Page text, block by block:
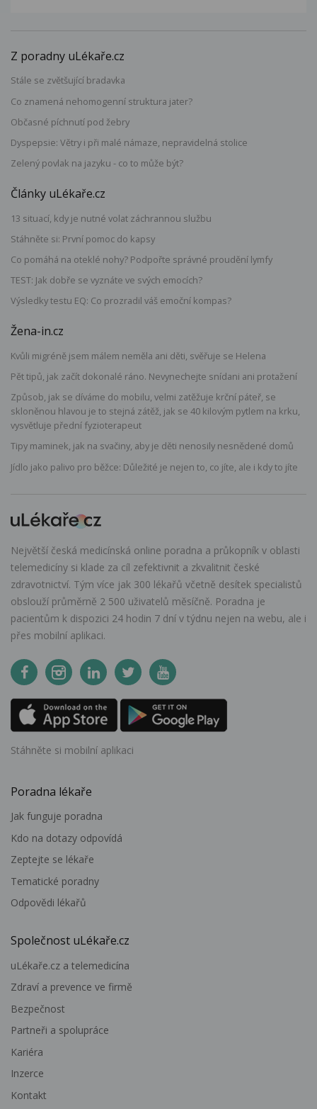
Z poradny uLékaře.cz
Stále se zvětšující bradavka
Co znamená nehomogenní struktura jater?
Občasné píchnutí pod žebry
Dyspepsie: Větry i při malé námaze, nepravidelná stolice
Zelený povlak na jazyku - co to může být?
Články uLékaře.cz
13 situací, kdy je nutné volat záchrannou službu
Stáhněte si: První pomoc do kapsy
Co pomáhá na oteklé nohy? Podpořte správné proudění lymfy
TEST: Jak dobře se vyznáte ve svých emocích?
Výsledky testu EQ: Co prozradil váš emoční kompas?
Žena-in.cz
Kvůli migréně jsem málem neměla ani děti, svěřuje se Helena
Pět tipů, jak začít dokonalé ráno. Nevynechejte snídani ani protažení
Způsob, jak se díváme do mobilu, velmi zatěžuje krční páteř, se
skloněnou hlavou je to stejná zátěž, jak se 40 kilovým pytlem na krku,
vysvětluje přední fyzioterapeut
Tipy maminek, jak na svačiny, aby je děti nenosily nesnědené domů
Jídlo jako palivo pro běžce: Důležité je nejen to, co jíte, ale i kdy to jíte
Největší česká medicínská online poradna a průkopník v oblasti
telemedicíny si klade za cíl zefektivnit a zkvalitnit české
zdravotnictví. Tým více jak 300 lékařů včetně desítek specialistů
obslouží průměrně 2 500 uživatelů měsíčně. Poradna je
pacientům k dispozici 24 hodin 7 dní v týdnu nejen na webu, ale i
přes mobilní aplikaci.
Stáhněte si mobilní aplikaci
Poradna lékaře
Jak funguje poradna
Kdo na dotazy odpovídá
Zeptejte se lékaře
Tematické poradny
Odpovědi lékařů
Společnost uLékaře.cz
uLékaře.cz a telemedicína
Zdraví a prevence ve firmě
Bezpečnost
Partneři a spolupráce
Kariéra
Inzerce
Kontakt